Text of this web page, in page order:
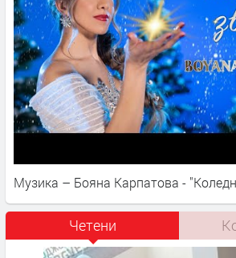
Музика – Бояна Карпатова -
Четени